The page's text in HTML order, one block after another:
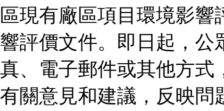
區現有廠區項目環境影
響評價文件。即日起，公
真、電子郵件或其他方式
有關意見和建議，反映問